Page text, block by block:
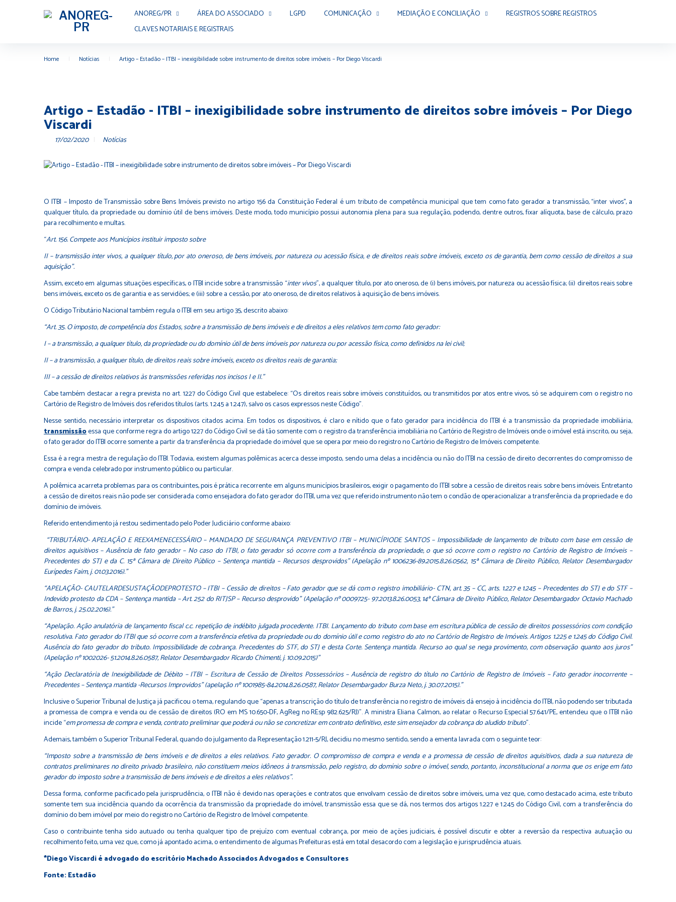
ANOREG/PR ÁREA DO ASSOCIADO LGPD COMUNICAÇÃO MEDIAÇÃO E CONCILIAÇÃO
REGISTROS SOBRE REGISTROS
CLAVES NOTARIAIS E REGISTRAIS
Home Notícias Artigo – Estadão – ITBI – inexigibilidade sobre instrumento de direitos sobre imóveis – Por Diego Viscardi
Artigo – Estadão - ITBI – inexigibilidade sobre instrumento de direitos sobre imóveis – Por Diego
Viscardi
17/02/2020 Notícias
O ITBI – Imposto de Transmissão sobre Bens Imóveis previsto no artigo 156 da Constituição Federal é um tributo de competência municipal que tem como fato gerador a transmissão, ‘‘inter vivos’’, a
qualquer título, da propriedade ou domínio útil de bens imóveis. Deste modo, todo município possui autonomia plena para sua regulação, podendo, dentre outros, fixar alíquota, base de cálculo, prazo
para recolhimento e multas.
“Art. 156. Compete aos Municípios instituir imposto sobre
II – transmissão inter vivos, a qualquer título, por ato oneroso, de bens imóveis, por natureza ou acessão física, e de direitos reais sobre imóveis, exceto os de garantia, bem como cessão de direitos a sua
aquisição”.
Assim, exceto em algumas situações específicas, o ITBI incide sobre a transmissão “inter vivos”, a qualquer título, por ato oneroso, de (i) bens imóveis, por natureza ou acessão física; (ii) direitos reais sobre
bens imóveis, exceto os de garantia e as servidões; e (iii) sobre a cessão, por ato oneroso, de direitos relativos à aquisição de bens imóveis.
O Código Tributário Nacional também regula o ITBI em seu artigo 35, descrito abaixo:
“Art. 35. O imposto, de competência dos Estados, sobre a transmissão de bens imóveis e de direitos a eles relativos tem como fato gerador:
I – a transmissão, a qualquer título, da propriedade ou do domínio útil de bens imóveis por natureza ou por acessão física, como definidos na lei civil;
II – a transmissão, a qualquer título, de direitos reais sobre imóveis, exceto os direitos reais de garantia;
III – a cessão de direitos relativos às transmissões referidas nos incisos I e II.”
Cabe também destacar a regra prevista no art. 1227 do Código Civil que estabelece: “Os direitos reais sobre imóveis constituídos, ou transmitidos por atos entre vivos, só se adquirem com o registro no
Cartório de Registro de Imóveis dos referidos títulos (arts. 1.245 a 1.247), salvo os casos expressos neste Código”.
Nesse sentido, necessário interpretar os dispositivos citados acima. Em todos os dispositivos, é claro e nítido que o fato gerador para incidência do ITBI é a transmissão da propriedade imobiliária,
transmissãoessa que conforme regra do artigo 1227 do Código Civil se dá tão somente com o registro da transferência imobiliária no Cartório de Registro de Imóveis onde o imóvel está inscrito, ou seja,
o fato gerador do ITBI ocorre somente a partir da transferência da propriedade do imóvel que se opera por meio do registro no Cartório de Registro de Imóveis competente.
Essa é a regra mestra de regulação do ITBI. Todavia, existem algumas polêmicas acerca desse imposto, sendo uma delas a incidência ou não do ITBI na cessão de direito decorrentes do compromisso de
compra e venda celebrado por instrumento público ou particular.
A polêmica acarreta problemas para os contribuintes, pois é prática recorrente em alguns municípios brasileiros, exigir o pagamento do ITBI sobre a cessão de direitos reais sobre bens imóveis. Entretanto
a cessão de direitos reais não pode ser considerada como ensejadora do fato gerador do ITBI, uma vez que referido instrumento não tem o condão de operacionalizar a transferência da propriedade e do
domínio de imóveis.
Referido entendimento já restou sedimentado pelo Poder Judiciário conforme abaixo:
“TRIBUTÁRIO- APELAÇÃO E REEXAMENECESSÁRIO – MANDADO DE SEGURANÇA PREVENTIVO ITBI – MUNICÍPIODE SANTOS – Impossibilidade de lançamento de tributo com base em cessão de
direitos aquisitivos – Ausência de fato gerador – No caso do ITBI, o fato gerador só ocorre com a transferência da propriedade, o que só ocorre com o registro no Cartório de Registro de Imóveis –
Precedentes do STJ e da C. 15ª Câmara de Direito Público – Sentença mantida – Recursos desprovidos” (Apelação nº 1006236-89.2015.8.26.0562, 15ª Câmara de Direito Público, Relator Desembargador
Eurípedes Faim, j. 01.03.2016).”
“APELAÇÃO- CAUTELARDESUSTAÇÃODEPROTESTO – ITBI – Cessão de direitos – Fato gerador que se dá com o registro imobiliário- CTN, art. 35 – CC, arts. 1.227 e 1.245 – Precedentes do STJ e do STF –
Indevido protesto da CDA – Sentença mantida – Art. 252 do RITJSP – Recurso desprovido” (Apelação nº 0009725- 97.2013.8.26.0053, 14ª Câmara de Direito Público, Relator Desembargador Octavio Machado
de Barros, j. 25.02.2016).”
“Apelação. Ação anulatória de lançamento fiscal c.c. repetição de indébito julgada procedente. ITBI. Lançamento do tributo com base em escritura pública de cessão de direitos possessórios com condição
resolutiva. Fato gerador do ITBI que só ocorre com a transferência efetiva da propriedade ou do domínio útil e como registro do ato no Cartório de Registro de Imóveis. Artigos 1.225 e 1.245 do Código Civil.
Ausência do fato gerador do tributo. Impossibilidade de cobrança. Precedentes do STF, do STJ e desta Corte. Sentença mantida. Recurso ao qual se nega provimento, com observação quanto aos juros”
(Apelação nº 1002026- 51.2014.8.26.0587, Relator Desembargador Ricardo Chimenti, j. 10.09.2015)”
“Ação Declaratória de Inexigibilidade de Débito – ITBI – Escritura de Cessão de Direitos Possessórios – Ausência de registro do título no Cartório de Registro de Imóveis – Fato gerador inocorrente –
Precedentes – Sentença mantida -Recursos Improvidos” (apelação nº 1001985-84.2014.8.26.0587, Relator Desembargador Burza Neto, j. 30.07.2015).”
Inclusive o Superior Tribunal de Justiça já pacificou o tema, regulando que “apenas a transcrição do título de transferência no registro de imóveis dá ensejo à incidência do ITBI, não podendo ser tributada
a promessa de compra e venda ou de cessão de direitos (RO em MS 10.650-DF, AgReg no REsp 982.625/RJ)”. A ministra Eliana Calmon, ao relatar o Recurso Especial 57.641/PE, entendeu que o ITBI não
incide “em promessa de compra e venda, contrato preliminar que poderá ou não se concretizar em contrato definitivo, este sim ensejador da cobrança do aludido tributo”.
Ademais, também o Superior Tribunal Federal, quando do julgamento da Representação 1.211-5/RJ, decidiu no mesmo sentido, sendo a ementa lavrada com o seguinte teor:
“Imposto sobre a transmissão de bens imóveis e de direitos a eles relativos. Fato gerador. O compromisso de compra e venda e a promessa de cessão de direitos aquisitivos, dada a sua natureza de
contratos preliminares no direito privado brasileiro, não constituem meios idôneos à transmissão, pelo registro, do domínio sobre o imóvel, sendo, portanto, inconstitucional a norma que os erige em fato
gerador do imposto sobre a transmissão de bens imóveis e de direitos a eles relativos”.
Dessa forma, conforme pacificado pela jurisprudência, o ITBI não é devido nas operações e contratos que envolvam cessão de direitos sobre imóveis, uma vez que, como destacado acima, este tributo
somente tem sua incidência quando da ocorrência da transmissão da propriedade do imóvel, transmissão essa que se dá, nos termos dos artigos 1.227 e 1.245 do Código Civil, com a transferência do
domínio do bem imóvel por meio do registro no Cartório de Registro de Imóvel competente.
Caso o contribuinte tenha sido autuado ou tenha qualquer tipo de prejuízo com eventual cobrança, por meio de ações judiciais, é possível discutir e obter a reversão da respectiva autuação ou
recolhimento feito, uma vez que, como já apontado acima, o entendimento de algumas Prefeituras está em total desacordo com a legislação e jurisprudência atuais.
*Diego Viscardi é advogado do escritório Machado Associados Advogados e Consultores
Fonte: Estadão